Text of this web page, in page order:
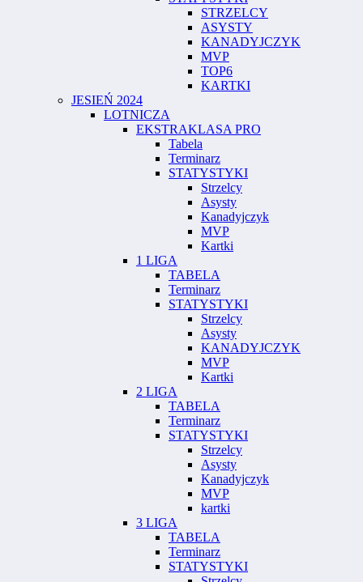
STRZELCY
ASYSTY
KANADYJCZYK
MVP
TOP6
KARTKI
JESIEŃ 2024
LOTNICZA
EKSTRAKLASA PRO
Tabela
Terminarz
STATYSTYKI
Strzelcy
Asysty
Kanadyjczyk
MVP
Kartki
1 LIGA
TABELA
Terminarz
STATYSTYKI
Strzelcy
Asysty
KANADYJCZYK
MVP
Kartki
2 LIGA
TABELA
Terminarz
STATYSTYKI
Strzelcy
Asysty
Kanadyjczyk
MVP
kartki
3 LIGA
TABELA
Terminarz
STATYSTYKI